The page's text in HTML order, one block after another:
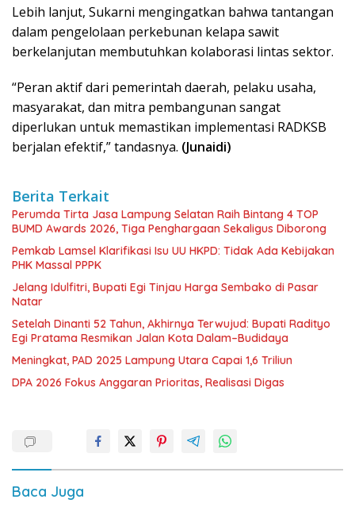
Lebih lanjut, Sukarni mengingatkan bahwa tantangan
dalam pengelolaan perkebunan kelapa sawit
berkelanjutan membutuhkan kolaborasi lintas sektor.
“Peran aktif dari pemerintah daerah, pelaku usaha,
masyarakat, dan mitra pembangunan sangat
diperlukan untuk memastikan implementasi RADKSB
berjalan efektif,” tandasnya. (Junaidi)
Berita Terkait
Perumda Tirta Jasa Lampung Selatan Raih Bintang 4 TOP
BUMD Awards 2026, Tiga Penghargaan Sekaligus Diborong
Pemkab Lamsel Klarifikasi Isu UU HKPD: Tidak Ada Kebijakan
PHK Massal PPPK
Jelang Idulfitri, Bupati Egi Tinjau Harga Sembako di Pasar
Natar
Setelah Dinanti 52 Tahun, Akhirnya Terwujud: Bupati Radityo
Egi Pratama Resmikan Jalan Kota Dalam–Budidaya
Meningkat, PAD 2025 Lampung Utara Capai 1,6 Triliun
DPA 2026 Fokus Anggaran Prioritas, Realisasi Digas
Baca Juga